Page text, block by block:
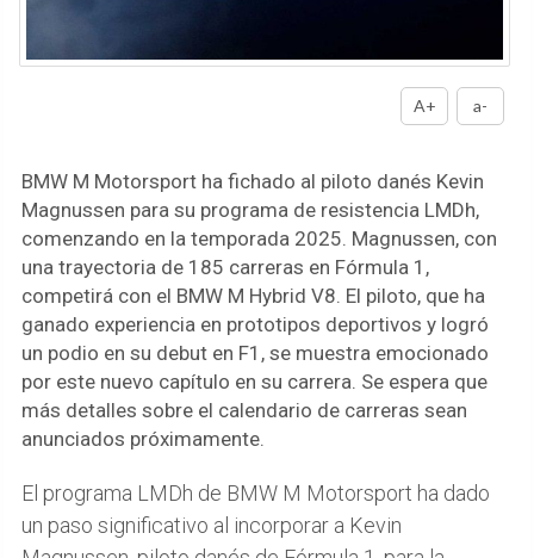
A+ a-
BMW M Motorsport ha fichado al piloto danés Kevin
Magnussen para su programa de resistencia LMDh,
comenzando en la temporada 2025. Magnussen, con
una trayectoria de 185 carreras en Fórmula 1,
competirá con el BMW M Hybrid V8. El piloto, que ha
ganado experiencia en prototipos deportivos y logró
un podio en su debut en F1, se muestra emocionado
por este nuevo capítulo en su carrera. Se espera que
más detalles sobre el calendario de carreras sean
anunciados próximamente.
El programa LMDh de BMW M Motorsport ha dado
un paso significativo al incorporar a Kevin